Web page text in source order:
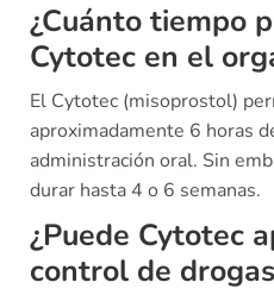
¿Cuánto tiempo
Cytotec en el
El Cytotec (misoprostol)
aproximadamente 6 horas
administración oral. Sin
durar hasta 4 o 6 semanas.
¿Puede Cytotec
control de